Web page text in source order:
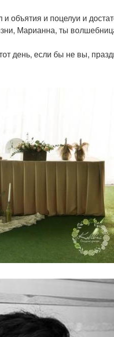
объятия и поцелуи и
Марианна, ты
день, если бы не вы,